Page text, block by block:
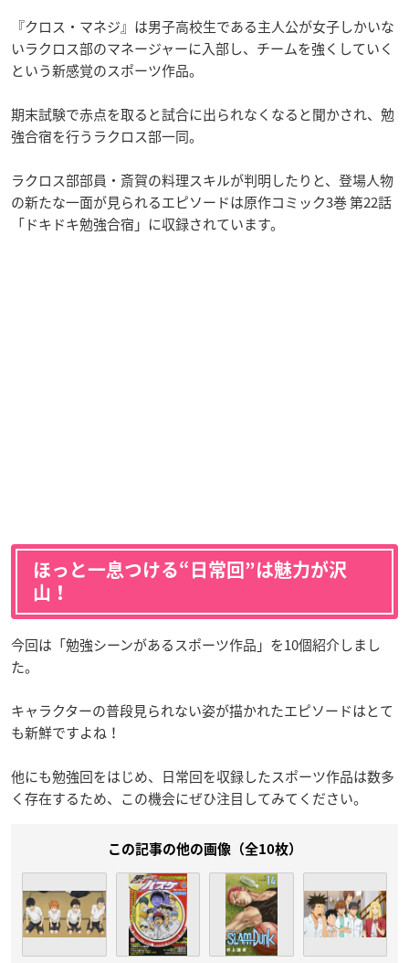
『クロス・マネジ』は男子高校生である主人公が女子しかいな
いラクロス部のマネージャーに入部し、チームを強くしていく
という新感覚のスポーツ作品。
期末試験で赤点を取ると試合に出られなくなると聞かされ、勉
強合宿を行うラクロス部一同。
ラクロス部部員・斎賀の料理スキルが判明したりと、登場人物
の新たな一面が見られるエピソードは原作コミック3巻 第22話
「ドキドキ勉強合宿」に収録されています。
ほっと一息つける“日常回”は魅力が沢
山！
今回は「勉強シーンがあるスポーツ作品」を10個紹介しまし
た。
キャラクターの普段見られない姿が描かれたエピソードはとて
も新鮮ですよね！
他にも勉強回をはじめ、日常回を収録したスポーツ作品は数多
く存在するため、この機会にぜひ注目してみてください。
この記事の他の画像（全10枚）